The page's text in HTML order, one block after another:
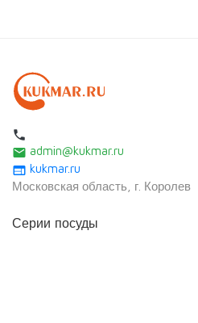
local_phone
email admin@kukmar.ru
web kukmar.ru
Московская область, г. Королев
Серии посуды